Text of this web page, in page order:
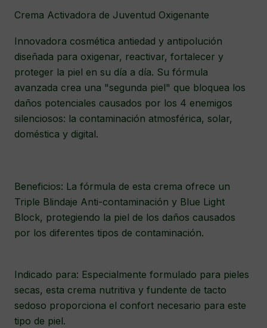
Crema Activadora de Juventud Oxigenante
Innovadora cosmética antiedad y antipolución
diseñada para oxigenar, reactivar, fortalecer y
proteger la piel en su día a día. Su fórmula
avanzada crea una "segunda piel" que bloquea los
daños potenciales causados por los 4 enemigos
silenciosos: la contaminación atmosférica, solar,
doméstica y digital.
Beneficios: La fórmula de esta crema ofrece un
Triple Blindaje Anti-contaminación y Blue Light
Block, protegiendo la piel de los daños causados
por los diferentes tipos de contaminación.
Indicado para: Especialmente formulado para pieles
secas, esta crema nutritiva y fundente de tacto
sedoso proporciona el confort necesario para este
tipo de piel.